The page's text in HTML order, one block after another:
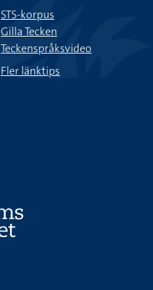
STS-korpus
Gilla Tecken
Teckenspråksvideo
Fler länktips